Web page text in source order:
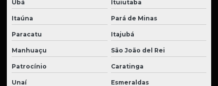
Ubá Ituiutaba
Itaúna Pará de Minas
Paracatu Itajubá
Manhuaçu São João del Rei
Patrocínio Caratinga
Unaí Esmeraldas